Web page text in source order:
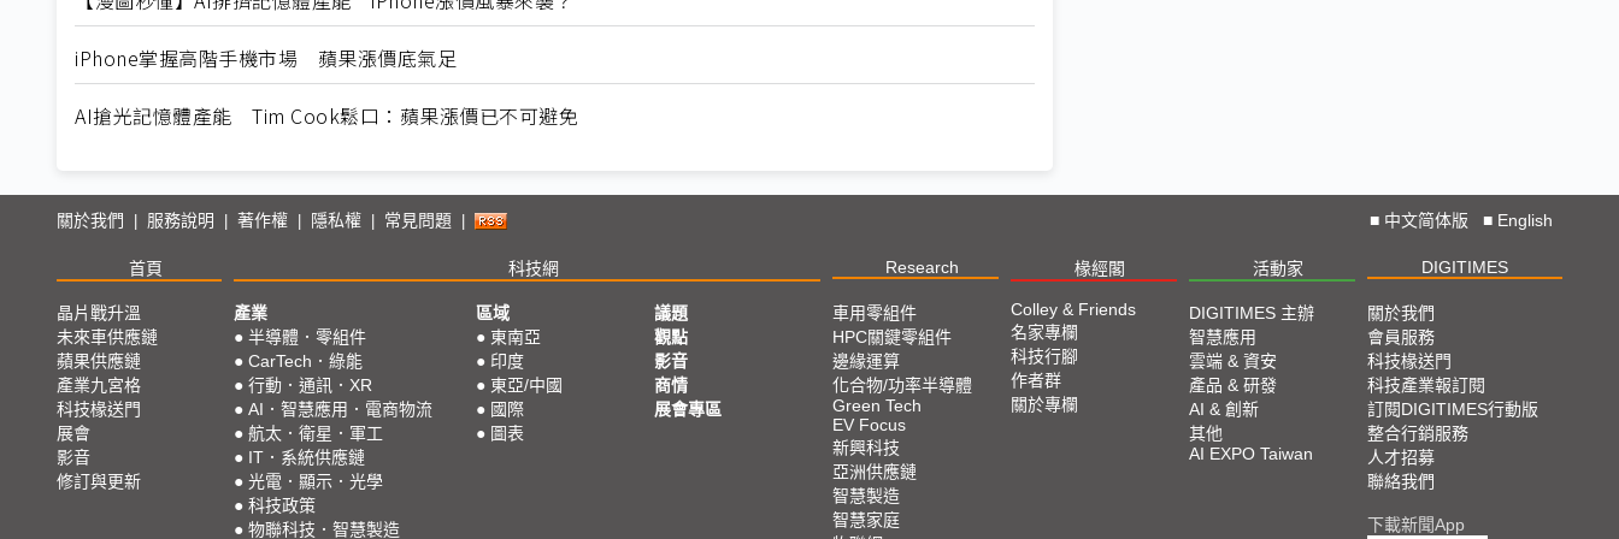
iPhone掌握高階手機市場 蘋果漲價底氣足
AI搶光記憶體產能 Tim Cook鬆口：蘋果漲價已不可避免
關於我們 服務說明 著作權 隱私權 常見問題 ■ 中文简体版 ■ English
首頁 科技網 Research 椽經閣 活動家 DIGITIMES
晶片戰升溫
未來車供應鏈
蘋果供應鏈
產業九宮格
科技椽送門
展會
影音
修訂與更新
產業
● 半導體．零組件
● CarTech．綠能
● 行動．通訊．XR
● AI．智慧應用．電商物流
● 航太．衛星．軍工
● IT．系統供應鏈
● 光電．顯示．光學
● 科技政策
● 物聯科技．智慧製造
區域
● 東南亞
● 印度
● 東亞/中國
● 國際
● 圖表
議題
觀點
影音
商情
展會專區
車用零組件
HPC關鍵零組件
邊緣運算
化合物/功率半導體
Green Tech
EV Focus
新興科技
亞洲供應鏈
智慧製造
智慧家庭
Colley & Friends
名家專欄
科技行腳
作者群
關於專欄
DIGITIMES 主辦
智慧應用
雲端 & 資安
產品 & 研發
AI & 創新
其他
AI EXPO Taiwan
關於我們
會員服務
科技椽送門
科技產業報訂閱
訂閱DIGITIMES行動版
整合行銷服務
人才招募
聯絡我們
下載新聞App